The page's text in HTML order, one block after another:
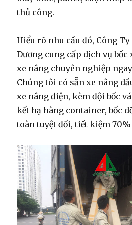
thủ công.
Hiểu rõ nhu cầu đó, Công Ty
Dương cung cấp dịch vụ bốc
xe nâng chuyên nghiệp
Chúng tôi có sẵn xe nâng
xe nâng điện, kèm đội bốc
kết hạ hàng container, bốc
toàn tuyệt đối, tiết kiệm